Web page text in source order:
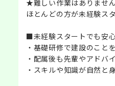
★難しい作業はありません
ほとんどの方が未経験ス
■未経験スタートでも安
・基礎研修で建設のこと
・配属後も先輩やアドバ
・スキルや知識が自然と